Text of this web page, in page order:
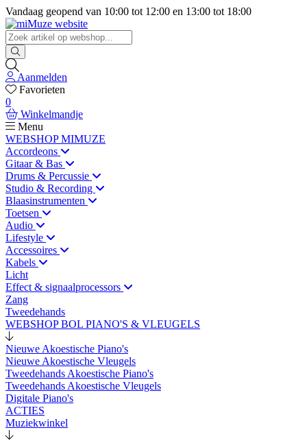
Vandaag geopend van 10:00 tot 12:00 en 13:00 tot 18:00
Aanmelden
Favorieten
0
Winkelmandje
Menu
WEBSHOP MIMUZE
Accordeons
Gitaar & Bas
Drums & Percussie
Studio & Recording
Blaasinstrumenten
Toetsen
Audio
Lifestyle
Accessoires
Kabels
Licht
Effect & signaalprocessors
Zang
Tweedehands
WEBSHOP BOL PIANO'S & VLEUGELS
Nieuwe Akoestische Piano's
Nieuwe Akoestische Vleugels
Tweedehands Akoestische Piano's
Tweedehands Akoestische Vleugels
Digitale Piano's
ACTIES
Muziekwinkel